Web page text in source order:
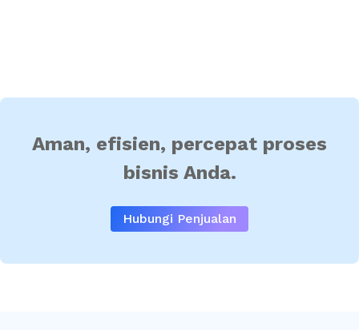
Aman, efisien, percepat proses
bisnis Anda.
Hubungi Penjualan